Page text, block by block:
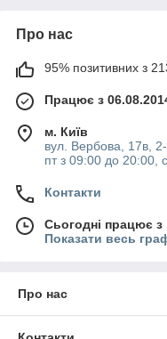
Про нас
95% позитивних з 213
Працює з
м. Київ
вул. Вербова, 17в,
пт з 09:00 до 20:00,
Контакти
Сьогодні працює з
Показати весь
Про нас